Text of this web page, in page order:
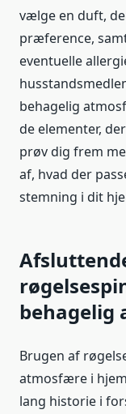
vælge en duft,
præference,
eventuelle
behagelig
de elementer,
prøv dig frem
af, hvad der
stemning i dit
behagelig
Brugen af
atmosfære i
lang historie i